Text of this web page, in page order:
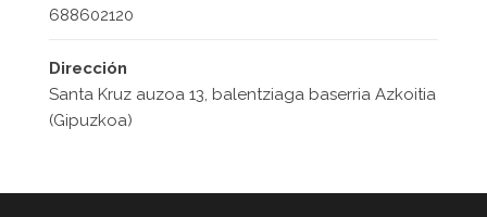
688602120
Dirección
Santa Kruz auzoa 13, balentziaga baserria Azkoitia
(Gipuzkoa)